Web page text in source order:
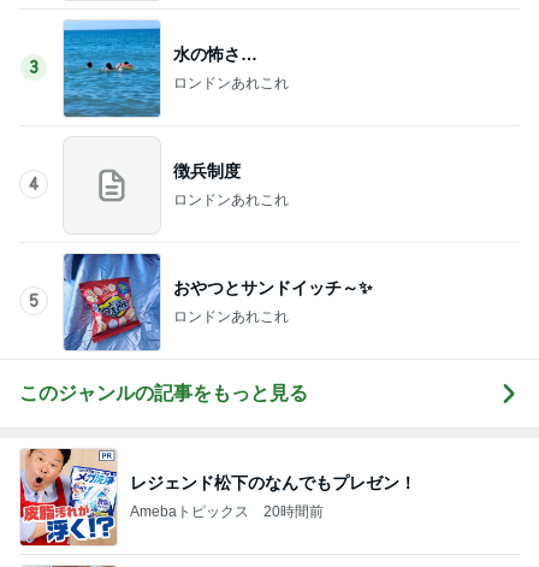
3
水の怖さ…
ロンドンあれこれ
4
徴兵制度
ロンドンあれこれ
5
おやつとサンドイッチ～✨
ロンドンあれこれ
このジャンルの記事をもっと見る
レジェンド松下のなんでもプレゼン！
Amebaトピックス 20時間前